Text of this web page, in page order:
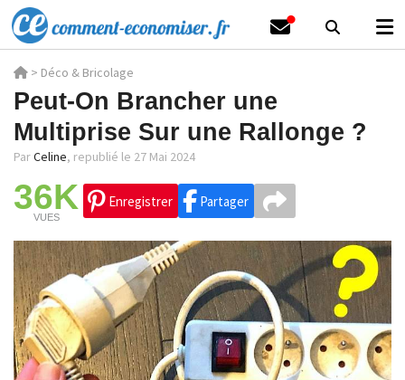
> Déco & Bricolage
Peut-On Brancher une
Multiprise Sur une Rallonge ?
ParCeline, republié le 27 Mai 2024
36K
VUES
Enregistrer Partager